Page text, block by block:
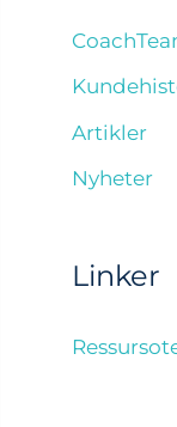
Artikler
Nyheter
Linker